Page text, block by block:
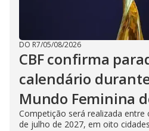
DO R7/05/08/2026
CBF confirma
calendário
Mundo Feminina
Competição será realizada entre
de julho de 2027, em oito cidades